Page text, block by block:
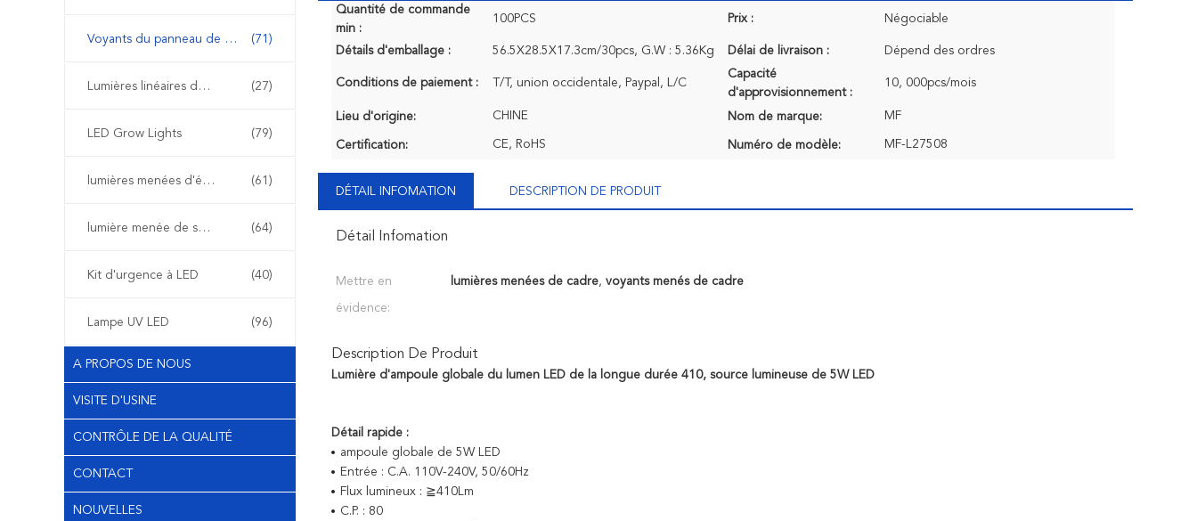
Voyants du panneau de LED (71)
Lumières linéaires de LED (27)
LED Grow Lights (79)
lumières menées d'étape (61)
lumière menée de secours (64)
Kit d'urgence à LED (40)
Lampe UV LED (96)
A PROPOS DE NOUS
VISITE D'USINE
CONTRÔLE DE LA QUALITÉ
CONTACT
NOUVELLES
Quantité de commande
min :
100PCS Prix : Négociable
Détails d'emballage : 56.5X28.5X17.3cm/30pcs, G.W : 5.36Kg Délai de livraison : Dépend des ordres
Conditions de paiement : T/T, union occidentale, Paypal, L/C
Capacité
d'approvisionnement :
10, 000pcs/mois
Lieu d'origine: CHINE Nom de marque: MF
Certification: CE, RoHS Numéro de modèle: MF-L27508
DÉTAIL INFOMATION DESCRIPTION DE PRODUIT
Détail Infomation
Mettre en
évidence:
lumières menées de cadre,voyants menés de cadre
Description De Produit
Lumière d'ampoule globale du lumen LED de la longue durée 410, source lumineuse de 5W LED
Détail rapide :
ampoule globale de 5W LED
Entrée : C.A. 110V-240V, 50/60Hz
Flux lumineux : ≧410Lm
C.P. : 80